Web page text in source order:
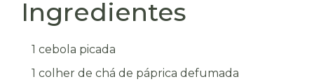
Ingredientes
1 cebola picada
1 colher de chá de páprica defumada